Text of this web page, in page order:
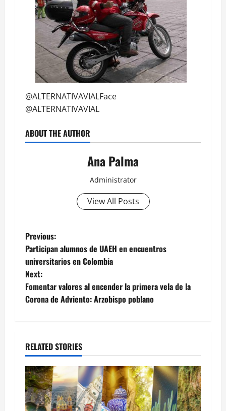
@ALTERNATIVAVIALFace
@ALTERNATIVAVIAL
ABOUT THE AUTHOR
Ana Palma
Administrator
View All Posts
Post
navigation
Previous:
Participan alumnos de UAEH en encuentros
universitarios en Colombia
Next:
Fomentar valores al encender la primera vela de la
Corona de Adviento: Arzobispo poblano
RELATED STORIES